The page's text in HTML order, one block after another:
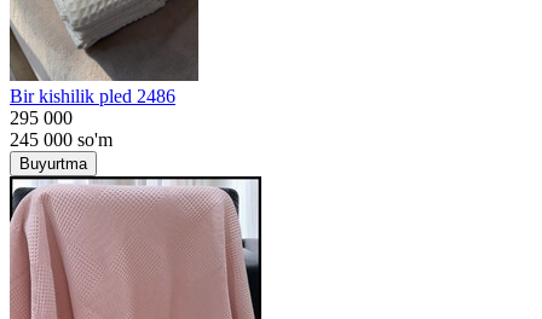
Bir kishilik pled 2486
295 000
245 000 so'm
Buyurtma